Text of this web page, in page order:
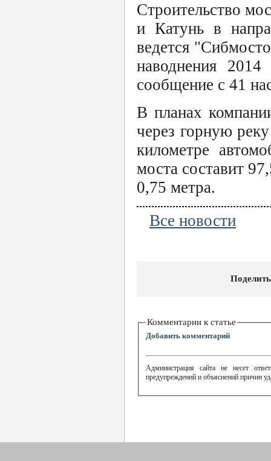
Строительство
и Катунь в
ведется
наводнения
сообщение с 41
В планах
через горную
километре
моста составит
0,75 метра.
Все новости
Комментарии к статье
Добавить комментарий
Администрация сайта не несет
предупреждений и объяснений причин